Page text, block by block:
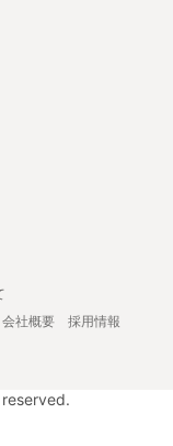
会社概要
採用情報